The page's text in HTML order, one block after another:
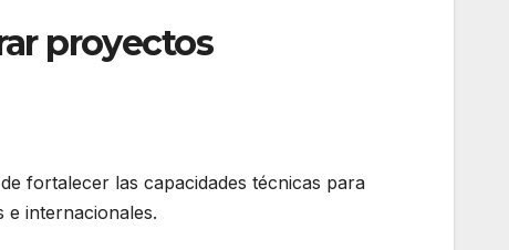
proyectos
fortalecer las capacidades técnicas para
internacionales.